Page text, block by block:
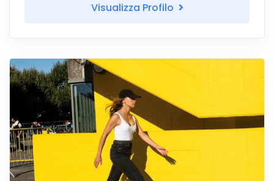
Visualizza Profilo